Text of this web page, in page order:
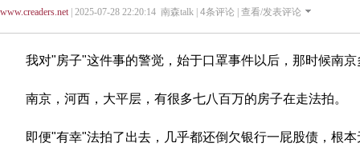
www.creaders.net| 2025-07-28 22:20:14 南森talk | 4条评论 | 查看/发表评论
我对"房子"这件事的警觉，始于口罩事件以后，那时候南京
南京，河西，大平层，有很多七八百万的房子在走法拍。
即便"有幸"法拍了出去，几乎都还倒欠银行一屁股债，根本